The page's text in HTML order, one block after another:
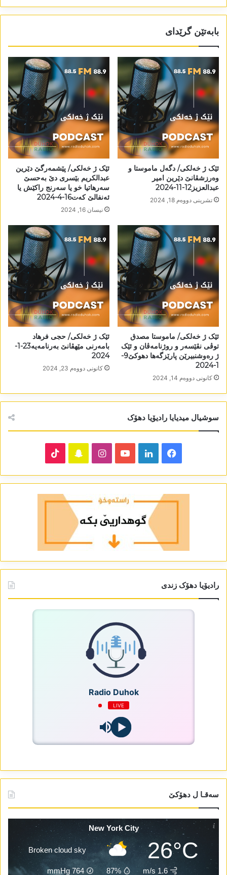
بابەتێن گرێدای
ئێک ژ خەلکی/ دگەل ماموستا و
وەرزشڤانێ دێرین امیر
عبدالعزیز12-11-2024
تشرینی دووه‌م 18, 2024
ئێک ژ خەلکی/ پێشمەرگێ دێرین
عبدالکریم بێسری دێ بەحسێ
سەرھاتیا خو یا سەرنج راکێش یا
ئەنفالێ کەت16-4-2024
نیسان 16, 2024
ئێک ژ خەلکی/ ماموستا مصدق
توڤی نڤێسەر و روژنامەڤان و ئێک
ژ رەوشنبیرێن پارێزگەھا دھوکێ9-
1-2024
كانونی دووه‌م 14, 2024
ئێک ژ خەلکی/ حجی فرھاد
بامەرنی مێھڤانێ بەرنامەیە23-1-
2024
كانونی دووه‌م 23, 2024
سوشیال میدیایا رادیۆیا دھۆک
Facebook
LinkedIn
YouTube
Instagram
Snapchat
رادیۆیا دھۆک زندی
Radio Duhok
LIVE
سەقـا ل دھۆکێ
New York City
26°C
Broken cloud sky
1.6 m/s
87%
764
mmHg